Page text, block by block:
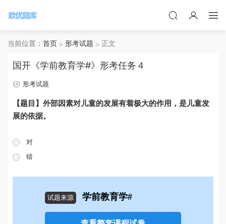
当前位置： 首页 形考试题 正文
国开《学前教育学#》形考任务４
形考试题
【题目】外部因素对儿童的发展有着极大的作用，是儿童发
展的依据。
对
错
试题来源 学前教育学#